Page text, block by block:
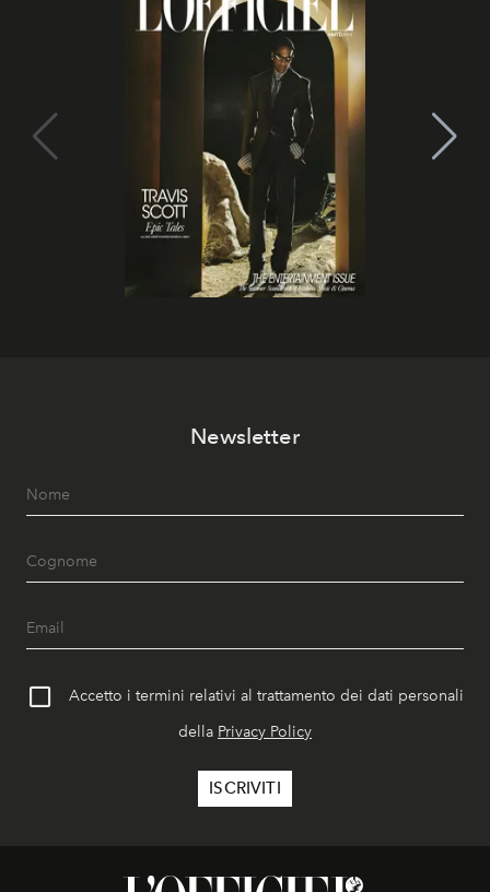
Newsletter
Accetto i termini relativi al trattamento dei dati personali
della Privacy Policy